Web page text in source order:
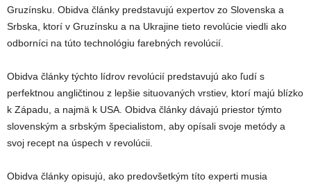
Gruzínsku. Obidva články predstavujú expertov zo Slovenska a
Srbska, ktorí v Gruzínsku a na Ukrajine tieto revolúcie viedli ako
odborníci na túto technológiu farebných revolúcií.
Obidva články týchto lídrov revolúcií predstavujú ako ľudí s
perfektnou angličtinou z lepšie situovaných vrstiev, ktorí majú blízko
k Západu, a najmä k USA. Obidva články dávajú priestor týmto
slovenským a srbským špecialistom, aby opísali svoje metódy a
svoj recept na úspech v revolúcii.
Obidva články opisujú, ako predovšetkým títo experti musia